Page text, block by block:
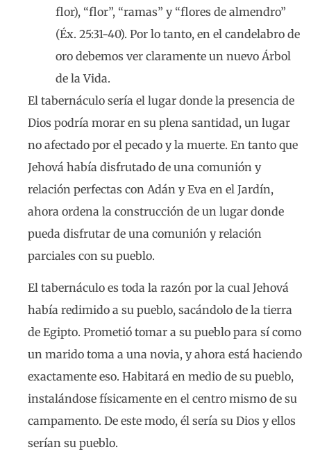
flor), “flor”, “ramas” y “flores de almendro”
(Éx. 25:31-40). Por lo tanto, en el candelabro de
oro debemos ver claramente un nuevo Árbol
de la Vida.
El tabernáculo sería el lugar donde la presencia de
Dios podría morar en su plena santidad, un lugar
no afectado por el pecado y la muerte. En tanto que
Jehová había disfrutado de una comunión y
relación perfectas con Adán y Eva en el Jardín,
ahora ordena la construcción de un lugar donde
pueda disfrutar de una comunión y relación
parciales con su pueblo.
El tabernáculo es toda la razón por la cual Jehová
había redimido a su pueblo, sacándolo de la tierra
de Egipto. Prometió tomar a su pueblo para sí como
un marido toma a una novia, y ahora está haciendo
exactamente eso. Habitará en medio de su pueblo,
instalándose físicamente en el centro mismo de su
campamento. De este modo, él sería su Dios y ellos
serían su pueblo.